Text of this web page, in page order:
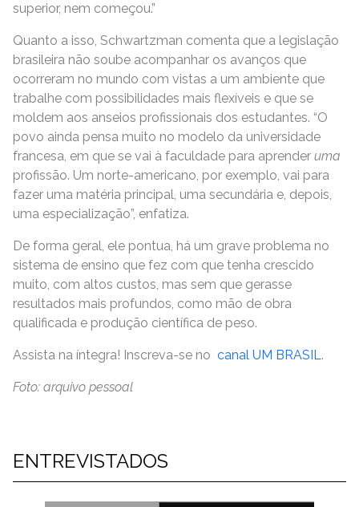
superior, nem começou.”
Quanto a isso, Schwartzman comenta que a legislação
brasileira não soube acompanhar os avanços que
ocorreram no mundo com vistas a um ambiente que
trabalhe com possibilidades mais flexíveis e que se
moldem aos anseios profissionais dos estudantes. “O
povo ainda pensa muito no modelo da universidade
francesa, em que se vai à faculdade para aprender uma
profissão. Um norte-americano, por exemplo, vai para
fazer uma matéria principal, uma secundária e, depois,
uma especialização”, enfatiza.
De forma geral, ele pontua, há um grave problema no
sistema de ensino que fez com que tenha crescido
muito, com altos custos, mas sem que gerasse
resultados mais profundos, como mão de obra
qualificada e produção científica de peso.
Assista na íntegra! Inscreva-se no canal UM BRASIL.
Foto: arquivo pessoal
ENTREVISTADOS